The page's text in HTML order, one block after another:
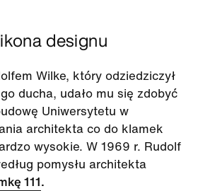
designu
Wilke, który odziedziczył
ducha, udało mu się zdobyć
Uniwersytetu w
architekta co do klamek
wysokie. W 1969 r. Rudolf
pomysłu architekta
111.